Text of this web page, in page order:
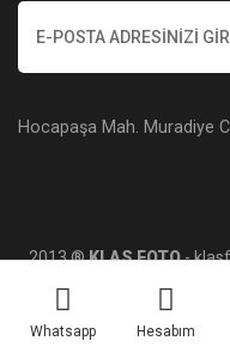
Whatsapp Hesabım
Hocapaşa Mah. Muradiye
2013 ®KLAS FOTO-